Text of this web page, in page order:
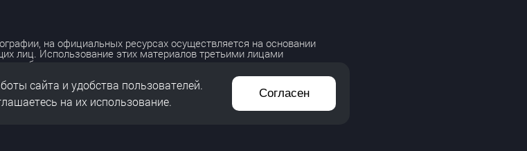
на официальных ресурсах осуществляется на основании
лиц. Использование этих материалов третьими лицами
сайта и удобства пользователей.
на их использование.
Согласен